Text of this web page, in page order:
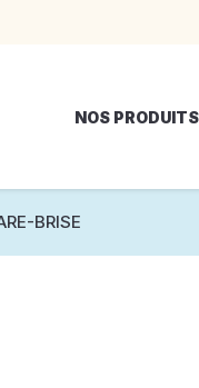
NOS PRODUITS
BRISE